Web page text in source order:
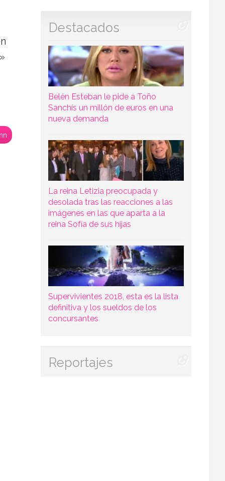
Destacados
Belén Esteban le pide a Toño
Sanchís un millón de euros en una
nueva demanda
La reina Letizia preocupada y
desolada tras las reacciones a las
imágenes en las que aparta a la
reina Sofía de sus hijas
Supervivientes 2018, esta es la lista
definitiva y los sueldos de los
concursantes
Reportajes